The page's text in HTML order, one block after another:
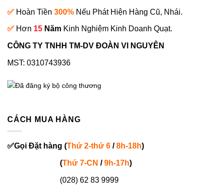
✅ Hoàn Tiền 300% Nếu Phát Hiện Hàng Cũ, Nhái.
✅ Hơn 15 Năm Kinh Nghiệm Kinh Doanh Quạt.
CÔNG TY TNHH TM-DV ĐOÀN VI NGUYÊN
MST: 0310743936
CÁCH MUA HÀNG
✅Gọi Đặt hàng (Thứ 2-thứ 6 /8h-18h)
(Thứ 7-CN /9h-17h)
(028) 62 83 9999